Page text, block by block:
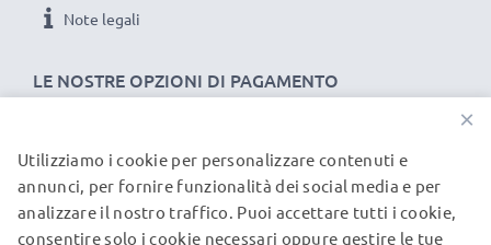
resistente e piacevole al tatto
Caricatore subtel: un caricabatterie auto
SPECIFICHE TECNICHE DEL CARICABATTERIA
COMPATIBILE AL 100%
Ingresso / Input:12V / 24V
LE NOSTRE OPZIONI DI PAGAMENTO
Note legali
I NOSTRI PARTNER DI SPEDIZIONE
×
Utilizziamo i cookie per personalizzare contenuti e
annunci, per fornire funzionalità dei social media e per
analizzare il nostro traffico. Puoi accettare tutti i cookie,
consentire solo i cookie necessari oppure gestire le tue